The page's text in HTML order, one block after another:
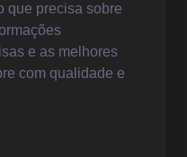
que precisa sobre
e as melhores
com qualidade e